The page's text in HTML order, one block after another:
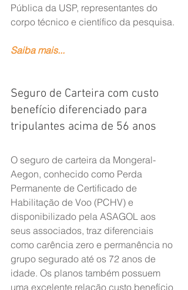
Pública da USP, representantes do
corpo técnico e científico da pesquisa.
Saiba mais...
Seguro de Carteira com custo
benefício diferenciado para
tripulantes acima de 56 anos
O seguro de carteira da Mongeral-
Aegon, conhecido como Perda
Permanente de Certificado de
Habilitação de Voo (PCHV) e
disponibilizado pela ASAGOL aos
seus associados, traz diferenciais
como carência zero e permanência no
grupo segurado até os 72 anos de
idade. Os planos também possuem
uma excelente relação custo benefício